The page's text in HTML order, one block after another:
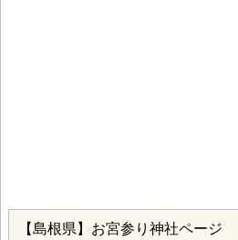
【島根県】お宮参り神社ページ